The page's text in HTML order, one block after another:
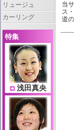
当
ス
道
リュージュ
カーリング
特集
浅田真央